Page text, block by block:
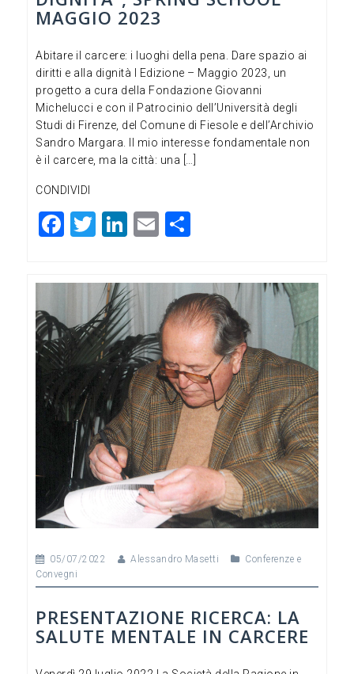
MAGGIO 2023
Abitare il carcere: i luoghi della pena. Dare spazio ai
diritti e alla dignità I Edizione – Maggio 2023, un
progetto a cura della Fondazione Giovanni
Michelucci e con il Patrocinio dell’Università degli
Studi di Firenze, del Comune di Fiesole e dell’Archivio
Sandro Margara. Il mio interesse fondamentale non
è il carcere, ma la città: una […]
CONDIVIDI
F
c
b
o
o
k
T
tt
er
Li
ke
dI
n
E
ai n
di
vi
di
05/07/2022 Alessandro Masetti
Conferenze e
Convegni
PRESENTAZIONE RICERCA: LA
SALUTE MENTALE IN CARCERE